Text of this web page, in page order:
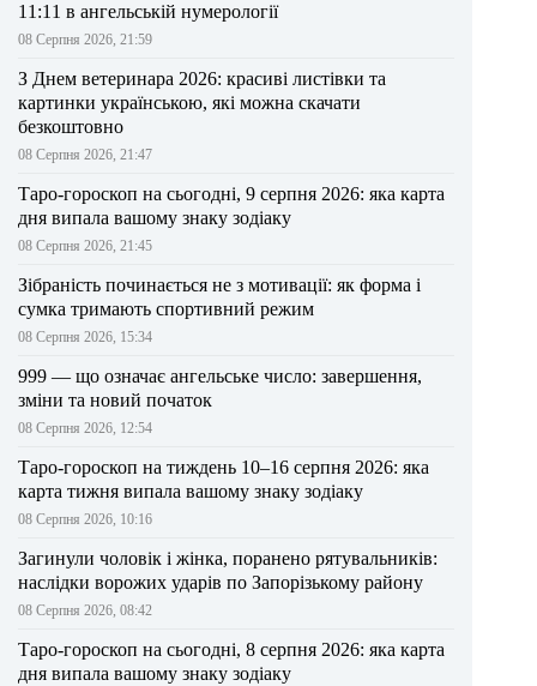
11:11 в ангельській нумерології
08 Серпня 2026, 21:59
З Днем ветеринара 2026: красиві листівки та
картинки українською, які можна скачати
безкоштовно
08 Серпня 2026, 21:47
Таро-гороскоп на сьогодні, 9 серпня 2026: яка карта
дня випала вашому знаку зодіаку
08 Серпня 2026, 21:45
Зібраність починається не з мотивації: як форма і
сумка тримають спортивний режим
08 Серпня 2026, 15:34
999 — що означає ангельське число: завершення,
зміни та новий початок
08 Серпня 2026, 12:54
Таро-гороскоп на тиждень 10–16 серпня 2026: яка
карта тижня випала вашому знаку зодіаку
08 Серпня 2026, 10:16
Загинули чоловік і жінка, поранено рятувальників:
наслідки ворожих ударів по Запорізькому району
08 Серпня 2026, 08:42
Таро-гороскоп на сьогодні, 8 серпня 2026: яка карта
дня випала вашому знаку зодіаку